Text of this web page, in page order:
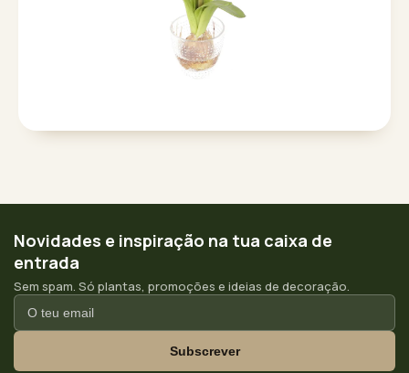
Novidades e inspiração na tua caixa de
entrada
Sem spam. Só plantas, promoções e ideias de decoração.
Subscrever